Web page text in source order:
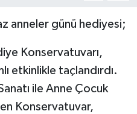
anneler günü hediyesi;
Konservatuvarı,
etkinlikle taçlandırdı.
ile Anne Çocuk
Konservatuvar,